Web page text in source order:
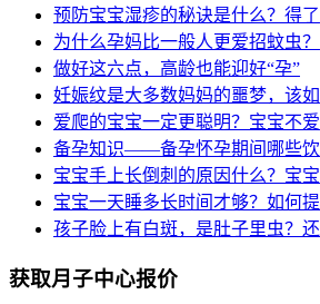
预防宝宝湿疹的秘诀是什么？得了
为什么孕妈比一般人更爱招蚊虫？
做好这六点，高龄也能迎好“孕”
妊娠纹是大多数妈妈的噩梦，该如
爱爬的宝宝一定更聪明？宝宝不爱
备孕知识——备孕怀孕期间哪些饮
宝宝手上长倒刺的原因什么？宝宝
宝宝一天睡多长时间才够？如何提
孩子脸上有白斑，是肚子里虫？还
获取月子中心报价